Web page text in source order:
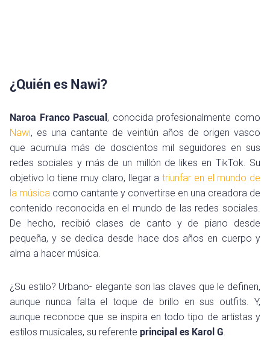
¿Quién es Nawi?
Naroa Franco Pascual , conocida profesionalmente como
Nawi, es una cantante de veintiún años de origen vasco
que acumula más de doscientos mil seguidores en sus
redes sociales y más de un millón de likes en TikTok. Su
objetivo lo tiene muy claro, llegar atriunfar en el mundo de
la música como cantante y convertirse en una creadora de
contenido reconocida en el mundo de las redes sociales.
De hecho, recibió clases de canto y de piano desde
pequeña, y se dedica desde hace dos años en cuerpo y
alma a hacer música.
¿Su estilo? Urbano- elegante son las claves que le definen,
aunque nunca falta el toque de brillo en sus outfits. Y,
aunque reconoce que se inspira en todo tipo de artistas y
estilos musicales, su referente principal es Karol G.